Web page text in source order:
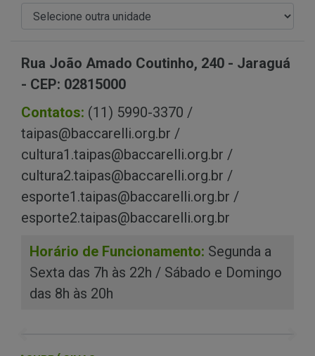
Rua João Amado Coutinho, 240 - Jaraguá
- CEP: 02815000
Contatos: (11) 5990-3370 /
taipas@baccarelli.org.br /
cultura1.taipas@baccarelli.org.br /
cultura2.taipas@baccarelli.org.br /
esporte1.taipas@baccarelli.org.br /
esporte2.taipas@baccarelli.org.br
Horário de Funcionamento: Segunda a
Sexta das 7h às 22h / Sábado e Domingo
das 8h às 20h